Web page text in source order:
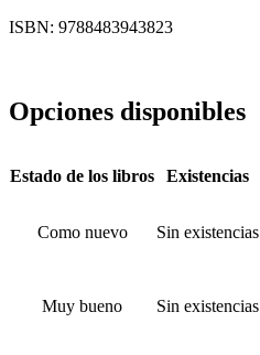
ISBN: 9788483943823
Opciones disponibles
Estado de los libros Existencias
Como nuevo Sin existencias
Muy bueno Sin existencias